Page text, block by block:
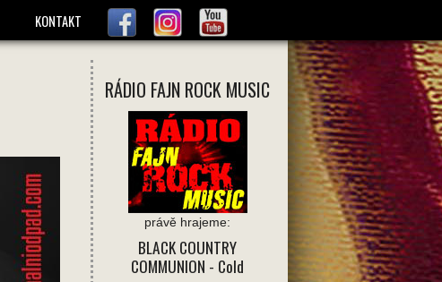
KONTAKT
RÁDIO FAJN ROCK MUSIC
právě hrajeme:
BLACK COUNTRY
COMMUNION - Cold